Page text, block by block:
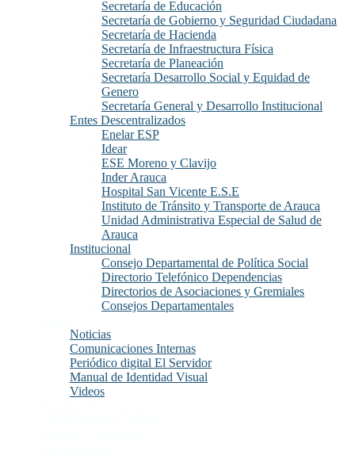
Secretaría de Educación
Secretaría de Gobierno y Seguridad Ciudadana
Secretaría de Hacienda
Secretaría de Infraestructura Física
Secretaría de Planeación
Secretaría Desarrollo Social y Equidad de
Genero
Secretaría General y Desarrollo Institucional
Entes Descentralizados
Enelar ESP
Idear
ESE Moreno y Clavijo
Inder Arauca
Hospital San Vicente E.S.E
Instituto de Tránsito y Transporte de Arauca
Unidad Administrativa Especial de Salud de
Arauca
Institucional
Consejo Departamental de Política Social
Directorio Telefónico Dependencias
Directorios de Asociaciones y Gremiales
Consejos Departamentales
Noticias
Comunicaciones Internas
Periódico digital El Servidor
Manual de Identidad Visual
Videos